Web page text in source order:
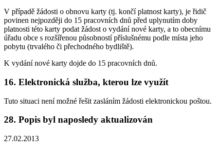
V případě žádosti o obnovu karty (tj. končí platnost karty), je řidič
povinen nejpozději do 15 pracovních dnů před uplynutím doby
platnosti této karty podat žádost o vydání nové karty, a to obecnímu
úřadu obce s rozšířenou působností příslušnému podle místa jeho
pobytu (trvalého či přechodného bydliště).
K vydání nové karty dojde do 15 pracovních dnů.
16. Elektronická služba, kterou lze využít
Tuto situaci není možné řešit zasláním žádosti elektronickou poštou.
28. Popis byl naposledy aktualizován
27.02.2013